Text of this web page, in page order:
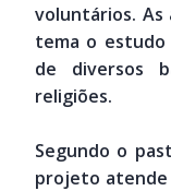
voluntários. As
tema o estudo
de diversos
religiões.
Segundo o
projeto atende